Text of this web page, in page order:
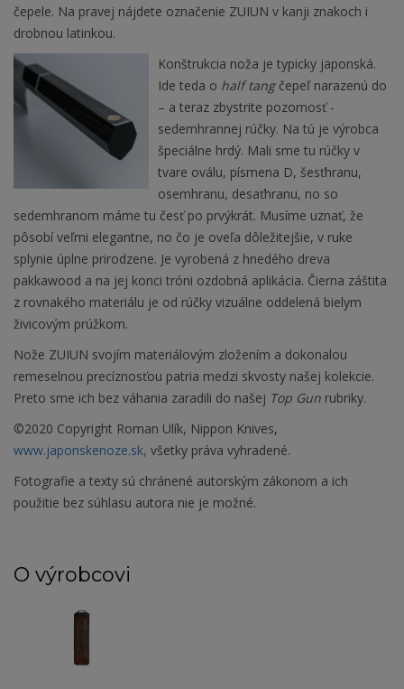
čepele. Na pravej nájdete označenie ZUIUN v kanji znakoch i
drobnou latinkou.
Konštrukcia noža je typicky japonská.
Ide teda o half tang čepeľ narazenú do
– a teraz zbystrite pozornosť -
sedemhrannej rúčky. Na tú je výrobca
špeciálne hrdý. Mali sme tu rúčky v
tvare oválu, písmena D, šesťhranu,
osemhranu, desaťhranu, no so
sedemhranom máme tu česť po prvýkrát. Musíme uznať, že
pôsobí veľmi elegantne, no čo je oveľa dôležitejšie, v ruke
splynie úplne prirodzene. Je vyrobená z hnedého dreva
pakkawood a na jej konci tróni ozdobná aplikácia. Čierna záštita
z rovnakého materiálu je od rúčky vizuálne oddelená bielym
živicovým prúžkom.
Nože ZUIUN svojím materiálovým zložením a dokonalou
remeselnou precíznosťou patria medzi skvosty našej kolekcie.
Preto sme ich bez váhania zaradili do našej Top Gun rubriky.
©2020 Copyright Roman Ulík, Nippon Knives,
www.japonskenoze.sk, všetky práva vyhradené.
Fotografie a texty sú chránené autorským zákonom a ich
použitie bez súhlasu autora nie je možné.
O výrobcovi